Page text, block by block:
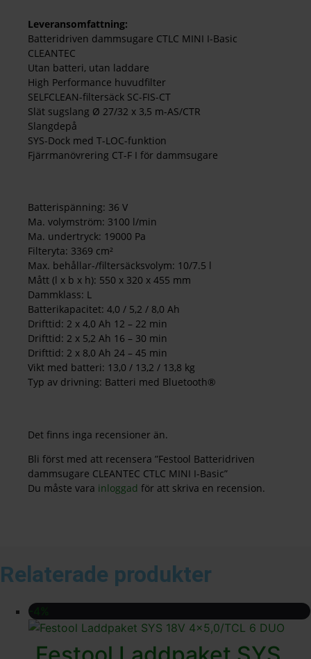
Leveransomfattning:
Batteridriven dammsugare CTLC MINI I-Basic
CLEANTEC
Utan batteri, utan laddare
High Performance huvudfilter
SELFCLEAN-filtersäck SC-FIS-CT
Slät sugslang Ø 27/32 x 3,5 m-AS/CTR
Slangdepå
SYS-Dock med T-LOC-funktion
Fjärrmanövrering CT-F I för dammsugare
Batterispänning: 36 V
Ma. volymström: 3100 l/min
Ma. undertryck: 19000 Pa
Filteryta: 3369 cm²
Max. behållar-/filtersäcksvolym: 10/7.5 l
Mått (l x b x h): 550 x 320 x 455 mm
Dammklass: L
Batterikapacitet: 4,0 / 5,2 / 8,0 Ah
Drifttid: 2 x 4,0 Ah 12 – 22 min
Drifttid: 2 x 5,2 Ah 16 – 30 min
Drifttid: 2 x 8,0 Ah 24 – 45 min
Vikt med batteri: 13,0 / 13,2 / 13,8 kg
Typ av drivning: Batteri med Bluetooth®
Det finns inga recensioner än.
Bli först med att recensera ”Festool Batteridriven
dammsugare CLEANTEC CTLC MINI I-Basic”
Du måste vara inloggad för att skriva en recension.
Relaterade produkter
-4%